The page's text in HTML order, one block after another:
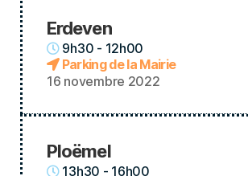
Erdeven
9h30 - 12h00
Parking de la Mairie
16 novembre 2022
Ploëmel
13h30 - 16h00